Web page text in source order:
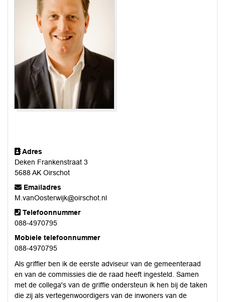
Adres
Deken Frankenstraat 3
5688 AK Oirschot
Emailadres
M.vanOosterwijk@oirschot.nl
Telefoonnummer
088-4970795
Mobiele telefoonnummer
088-4970795
Als griffier ben ik de eerste adviseur van de gemeenteraad
en van de commissies die de raad heeft ingesteld. Samen
met de collega's van de griffie ondersteun ik hen bij de taken
die zij als vertegenwoordigers van de inwoners van de